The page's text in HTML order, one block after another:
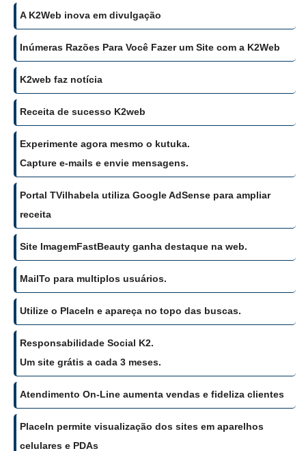
A K2Web inova em divulgação
Inúmeras Razões Para Você Fazer um Site com a K2Web
K2web faz notícia
Receita de sucesso K2web
Experimente agora mesmo o kutuka.
Capture e-mails e envie mensagens.
Portal TVilhabela utiliza Google AdSense para ampliar
receita
Site ImagemFastBeauty ganha destaque na web.
MailTo para multiplos usuários.
Utilize o PlaceIn e apareça no topo das buscas.
Responsabilidade Social K2.
Um site grátis a cada 3 meses.
Atendimento On-Line aumenta vendas e fideliza clientes
PlaceIn permite visualização dos sites em aparelhos
celulares e PDAs